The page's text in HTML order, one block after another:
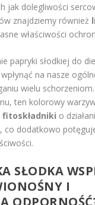
jak dolegliwości
znajdziemy również
właściwości
papryki słodkiej do
na nasze
wielu
ten kolorowy
fitoskładniki o
co dodatkowo
SŁODKA
I